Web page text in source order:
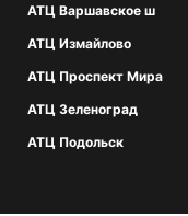
АТЦ Варшавское ш
АТЦ Измайлово
АТЦ Проспект Мира
АТЦ Зеленоград
АТЦ Подольск